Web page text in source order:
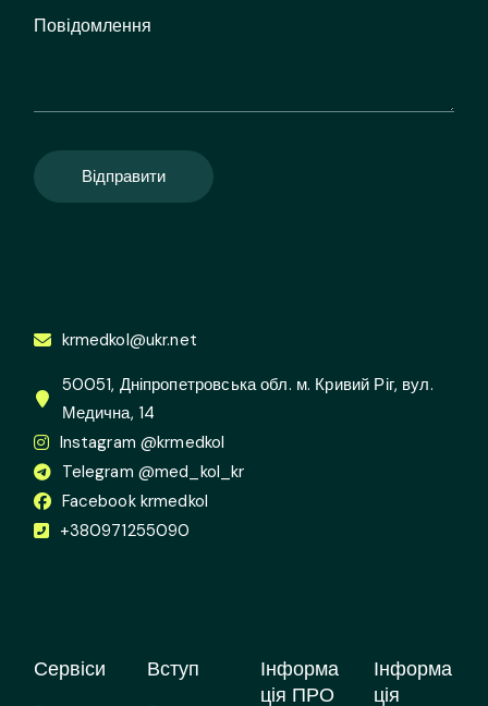
Відправити
krmedkol@ukr.net
50051, Дніпропетровська обл. м. Кривий Ріг, вул.
Медична, 14
Instagram @krmedkol
Telegram @med_kol_kr
Facebook krmedkol
+380971255090
Сервіси Вступ
Інформа
ція ПРО
Інформа
ція